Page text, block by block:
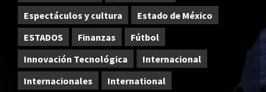
Espectáculos y cultura
Estado de México
ESTADOS
Finanzas
Fútbol
Innovación Tecnológica
Internacional
Internacionales
International